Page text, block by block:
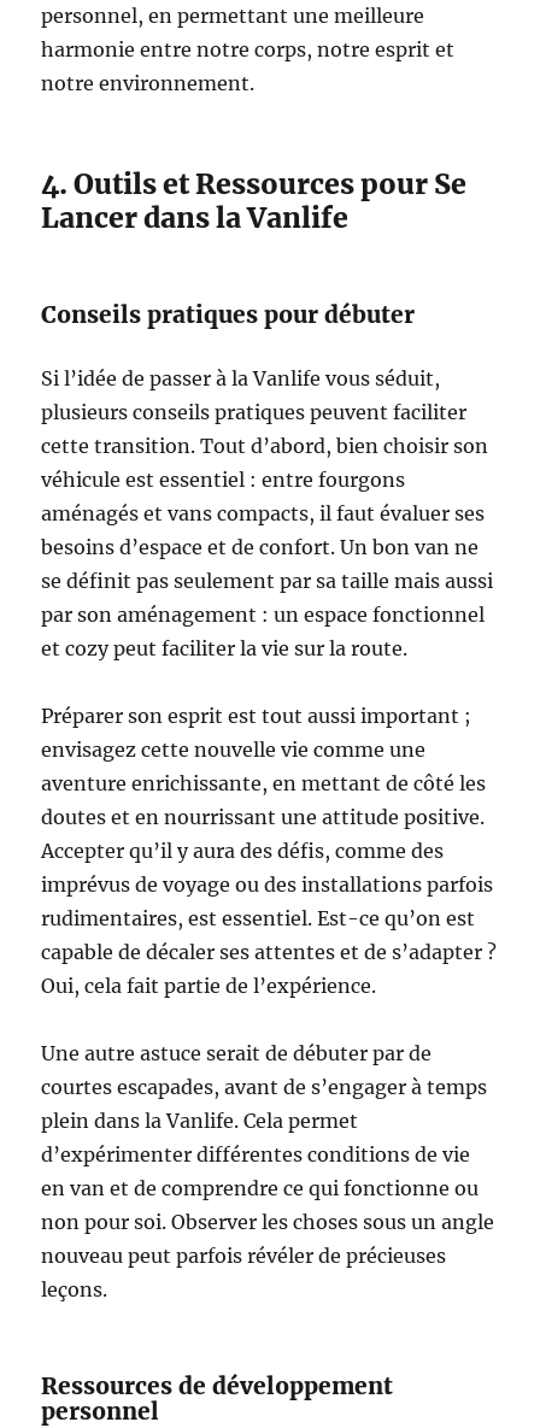
personnel, en permettant une meilleure
harmonie entre notre corps, notre esprit et
notre environnement.
4. Outils et Ressources pour Se
Lancer dans la Vanlife
Conseils pratiques pour débuter
Si l’idée de passer à la Vanlife vous séduit,
plusieurs conseils pratiques peuvent faciliter
cette transition. Tout d’abord, bien choisir son
véhicule est essentiel : entre fourgons
aménagés et vans compacts, il faut évaluer ses
besoins d’espace et de confort. Un bon van ne
se définit pas seulement par sa taille mais aussi
par son aménagement : un espace fonctionnel
et cozy peut faciliter la vie sur la route.
Préparer son esprit est tout aussi important ;
envisagez cette nouvelle vie comme une
aventure enrichissante, en mettant de côté les
doutes et en nourrissant une attitude positive.
Accepter qu’il y aura des défis, comme des
imprévus de voyage ou des installations parfois
rudimentaires, est essentiel. Est-ce qu’on est
capable de décaler ses attentes et de s’adapter ?
Oui, cela fait partie de l’expérience.
Une autre astuce serait de débuter par de
courtes escapades, avant de s’engager à temps
plein dans la Vanlife. Cela permet
d’expérimenter différentes conditions de vie
en van et de comprendre ce qui fonctionne ou
non pour soi. Observer les choses sous un angle
nouveau peut parfois révéler de précieuses
leçons.
Ressources de développement
personnel